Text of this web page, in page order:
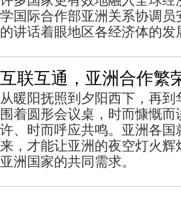
学国际合作部亚洲关系协调
的讲话着眼地区各经济体的发
互联互通，亚洲合作繁
从暖阳抚照到夕阳西下，再
围着圆形会议桌，时而慷慨
许、时而呼应共鸣。亚洲各
来，才能让亚洲的夜空灯火
亚洲国家的共同需求。